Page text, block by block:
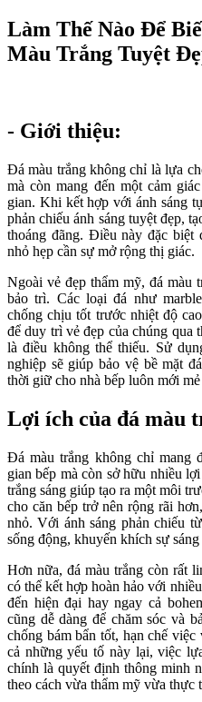
Làm Thế Nào Để
Màu Trắng Tuyệt
- Giới thiệu:
Đá màu trắng không chỉ là lựa
mà còn mang đến một cảm
gian. Khi kết hợp với ánh sáng
phản chiếu ánh sáng tuyệt đẹp,
thoáng đãng. Điều này đặc biệt
nhỏ hẹp cần sự mở rộng thị giác.
Ngoài vẻ đẹp thẩm mỹ, đá màu
bảo trì. Các loại đá như
chống chịu tốt trước nhiệt độ
để duy trì vẻ đẹp của chúng qua
là điều không thể thiếu. Sử
nghiệp sẽ giúp bảo vệ bề mặt
thời giữ cho nhà bếp luôn mới
Lợi ích của đá màu
Đá màu trắng không chỉ mang
gian bếp mà còn sở hữu nhiều
trắng sáng giúp tạo ra một môi
cho căn bếp trở nên rộng rãi
nhỏ. Với ánh sáng phản chiếu
sống động, khuyến khích sự
Hơn nữa, đá màu trắng còn rất
có thể kết hợp hoàn hảo với
đến hiện đại hay ngay cả
cũng dễ dàng để chăm sóc và
chống bám bẩn tốt, hạn chế
cả những yếu tố này lại, việc
chính là quyết định thông minh
theo cách vừa thẩm mỹ vừa thực